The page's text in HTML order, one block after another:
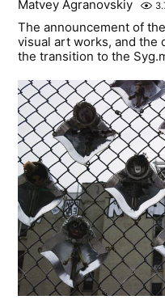
Matvey Agranovskiy
The announcement of
visual art works, and the
the transition to the